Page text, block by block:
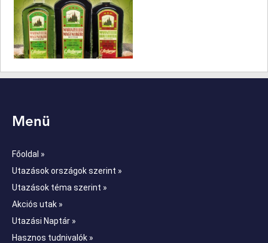
Menü
Főoldal »
Utazások országok szerint »
Utazások téma szerint »
Akciós utak »
Utazási Naptár »
Hasznos tudnivalók »